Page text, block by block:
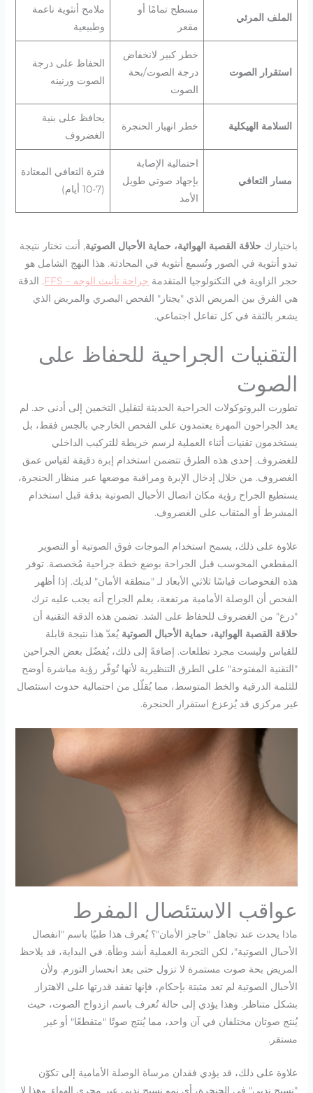
الملف المرئي
مسطح تمامًا أو
مقعر
ملامح أنثوية ناعمة
وطبيعية
استقرار الصوت
خطر كبير لانخفاض
درجة الصوت/بحة
الصوت
الحفاظ على درجة
الصوت ورنينه
السلامة الهيكلية خطر انهيار الحنجرة
يحافظ على بنية
الغضروف
مسار التعافي
احتمالية الإصابة
بإجهاد صوتي طويل
الأمد
فترة التعافي المعتادة
(7-10 أيام)
باختيارك حلاقة القصبة الهوائية، حماية الأحبال الصوتية, أنت تختار نتيجة
تبدو أنثوية في الصور وتُسمع أنثوية في المحادثة. هذا النهج الشامل هو
حجر الزاوية في التكنولوجيا المتقدمة جراحة تأنيث الوجه – FFS
. الدقة
هي الفرق بين المريض الذي "يجتاز" الفحص البصري والمريض الذي
يشعر بالثقة في كل تفاعل اجتماعي.
التقنيات الجراحية للحفاظ على
الصوت
تطورت البروتوكولات الجراحية الحديثة لتقليل التخمين إلى أدنى حد. لم
يعد الجراحون المهرة يعتمدون على الفحص الخارجي بالجس فقط، بل
يستخدمون تقنيات أثناء العملية لرسم خريطة للتركيب الداخلي
للغضروف. إحدى هذه الطرق تتضمن استخدام إبرة دقيقة لقياس عمق
الغضروف. من خلال إدخال الإبرة ومراقبة موضعها عبر منظار الحنجرة،
يستطيع الجراح رؤية مكان اتصال الأحبال الصوتية بدقة قبل استخدام
المشرط أو المثقاب على الغضروف.
علاوة على ذلك، يسمح استخدام الموجات فوق الصوتية أو التصوير
المقطعي المحوسب قبل الجراحة بوضع خطة جراحية مُخصصة. توفر
هذه الفحوصات قياسًا ثلاثي الأبعاد لـ "منطقة الأمان" لديك. إذا أظهر
الفحص أن الوصلة الأمامية مرتفعة، يعلم الجراح أنه يجب عليه ترك
"درع" من الغضروف للحفاظ على الشد. تضمن هذه الدقة التقنية أن
حلاقة القصبة الهوائية، حماية الأحبال الصوتية يُعدّ هذا نتيجة قابلة
للقياس وليست مجرد تطلعات. إضافةً إلى ذلك، يُفضّل بعض الجراحين
"التقنية المفتوحة" على الطرق التنظيرية لأنها تُوفّر رؤية مباشرة أوضح
للثلمة الدرقية والخط المتوسط، مما يُقلّل من احتمالية حدوث استئصال
غير مركزي قد يُزعزع استقرار الحنجرة.
عواقب الاستئصال المفرط
ماذا يحدث عند تجاهل "حاجز الأمان"؟ يُعرف هذا طبيًا باسم "انفصال
الأحبال الصوتية"، لكن التجربة العملية أشد وطأة. في البداية، قد يلاحظ
المريض بحة صوت مستمرة لا تزول حتى بعد انحسار التورم. ولأن
الأحبال الصوتية لم تعد مثبتة بإحكام، فإنها تفقد قدرتها على الاهتزاز
بشكل متناظر. وهذا يؤدي إلى حالة تُعرف باسم ازدواج الصوت، حيث
يُنتج صوتان مختلفان في آن واحد، مما يُنتج صوتًا "متقطعًا" أو غير
مستقر.
علاوة على ذلك، قد يؤدي فقدان مرساة الوصلة الأمامية إلى تكوّن
"نسيج ندبي" في الحنجرة، أي نمو نسيج ندبي عبر مجرى الهواء. وهذا لا